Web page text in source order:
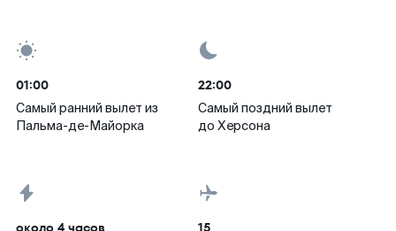
01:00
Самый ранний вылет из
Пальма-де-Майорка
22:00
Самый поздний вылет
до Херсона
около 4 часов 15